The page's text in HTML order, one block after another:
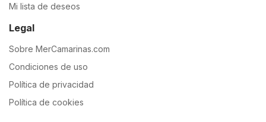
Mi lista de deseos
Legal
Sobre MerCamarinas.com
Condiciones de uso
Política de privacidad
Política de cookies